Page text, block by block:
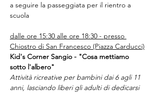
a seguire la passeggiata per il rientro a
scuola
dalle ore 15:30 alle ore 18:30 - presso
Chiostro di San Francesco (Piazza Carducci)
Kid's Corner Sangio - "Cosa mettiamo
sotto l'albero"
Attività ricreative per bambini dai 6 agli 11
anni, lasciando liberi gli adulti di dedicarsi